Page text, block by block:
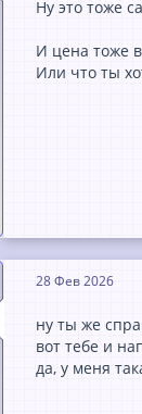
Ну это тоже
И цена тоже
Или что ты
28 Фев 2026
ну ты же
вот тебе и
да, у меня